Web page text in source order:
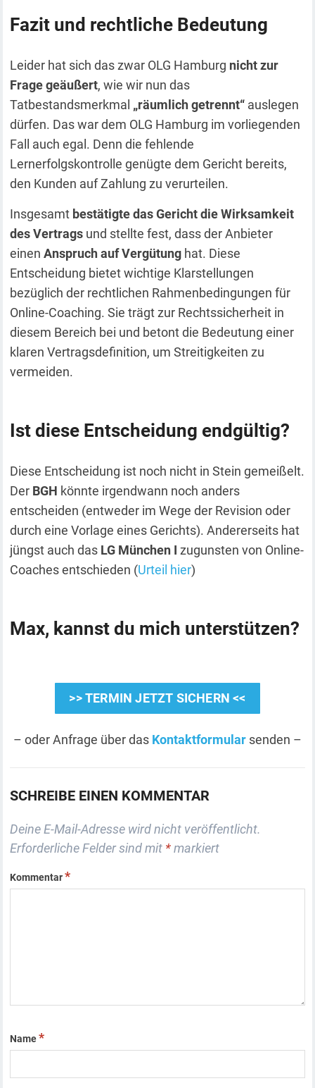
Fazit und rechtliche Bedeutung
Leider hat sich das zwar OLG Hamburg nicht zur
Frage geäußert, wie wir nun das
Tatbestandsmerkmal „räumlich getrennt“ auslegen
dürfen. Das war dem OLG Hamburg im vorliegenden
Fall auch egal. Denn die fehlende
Lernerfolgskontrolle genügte dem Gericht bereits,
den Kunden auf Zahlung zu verurteilen.
Insgesamt bestätigte das Gericht die Wirksamkeit
des Vertrags und stellte fest, dass der Anbieter
einenAnspruch auf Vergütung hat. Diese
Entscheidung bietet wichtige Klarstellungen
bezüglich der rechtlichen Rahmenbedingungen für
Online-Coaching. Sie trägt zur Rechtssicherheit in
diesem Bereich bei und betont die Bedeutung einer
klaren Vertragsdefinition, um Streitigkeiten zu
vermeiden.
Ist diese Entscheidung endgültig?
Diese Entscheidung ist noch nicht in Stein gemeißelt.
Der BGH könnte irgendwann noch anders
entscheiden (entweder im Wege der Revision oder
durch eine Vorlage eines Gerichts). Andererseits hat
jüngst auch das LG München I zugunsten von Online-
Coaches entschieden (Urteil hier)
Max, kannst du mich unterstützen?
>> TERMIN JETZT SICHERN <<
– oder Anfrage über das Kontaktformular senden –
SCHREIBE EINEN KOMMENTAR
Deine E-Mail-Adresse wird nicht veröffentlicht.
Erforderliche Felder sind mit *markiert
Kommentar*
Name*